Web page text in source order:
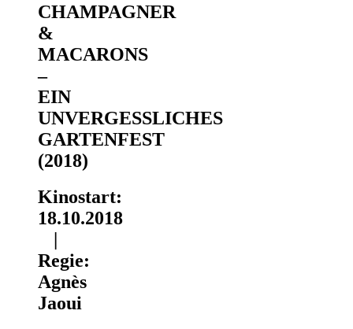
CHAMPAGNER
&
MACARONS
–
EIN
UNVERGESSLICHES
GARTENFEST
(2018)
Kinostart:
18.10.2018
Regie:
Agnès
Jaoui